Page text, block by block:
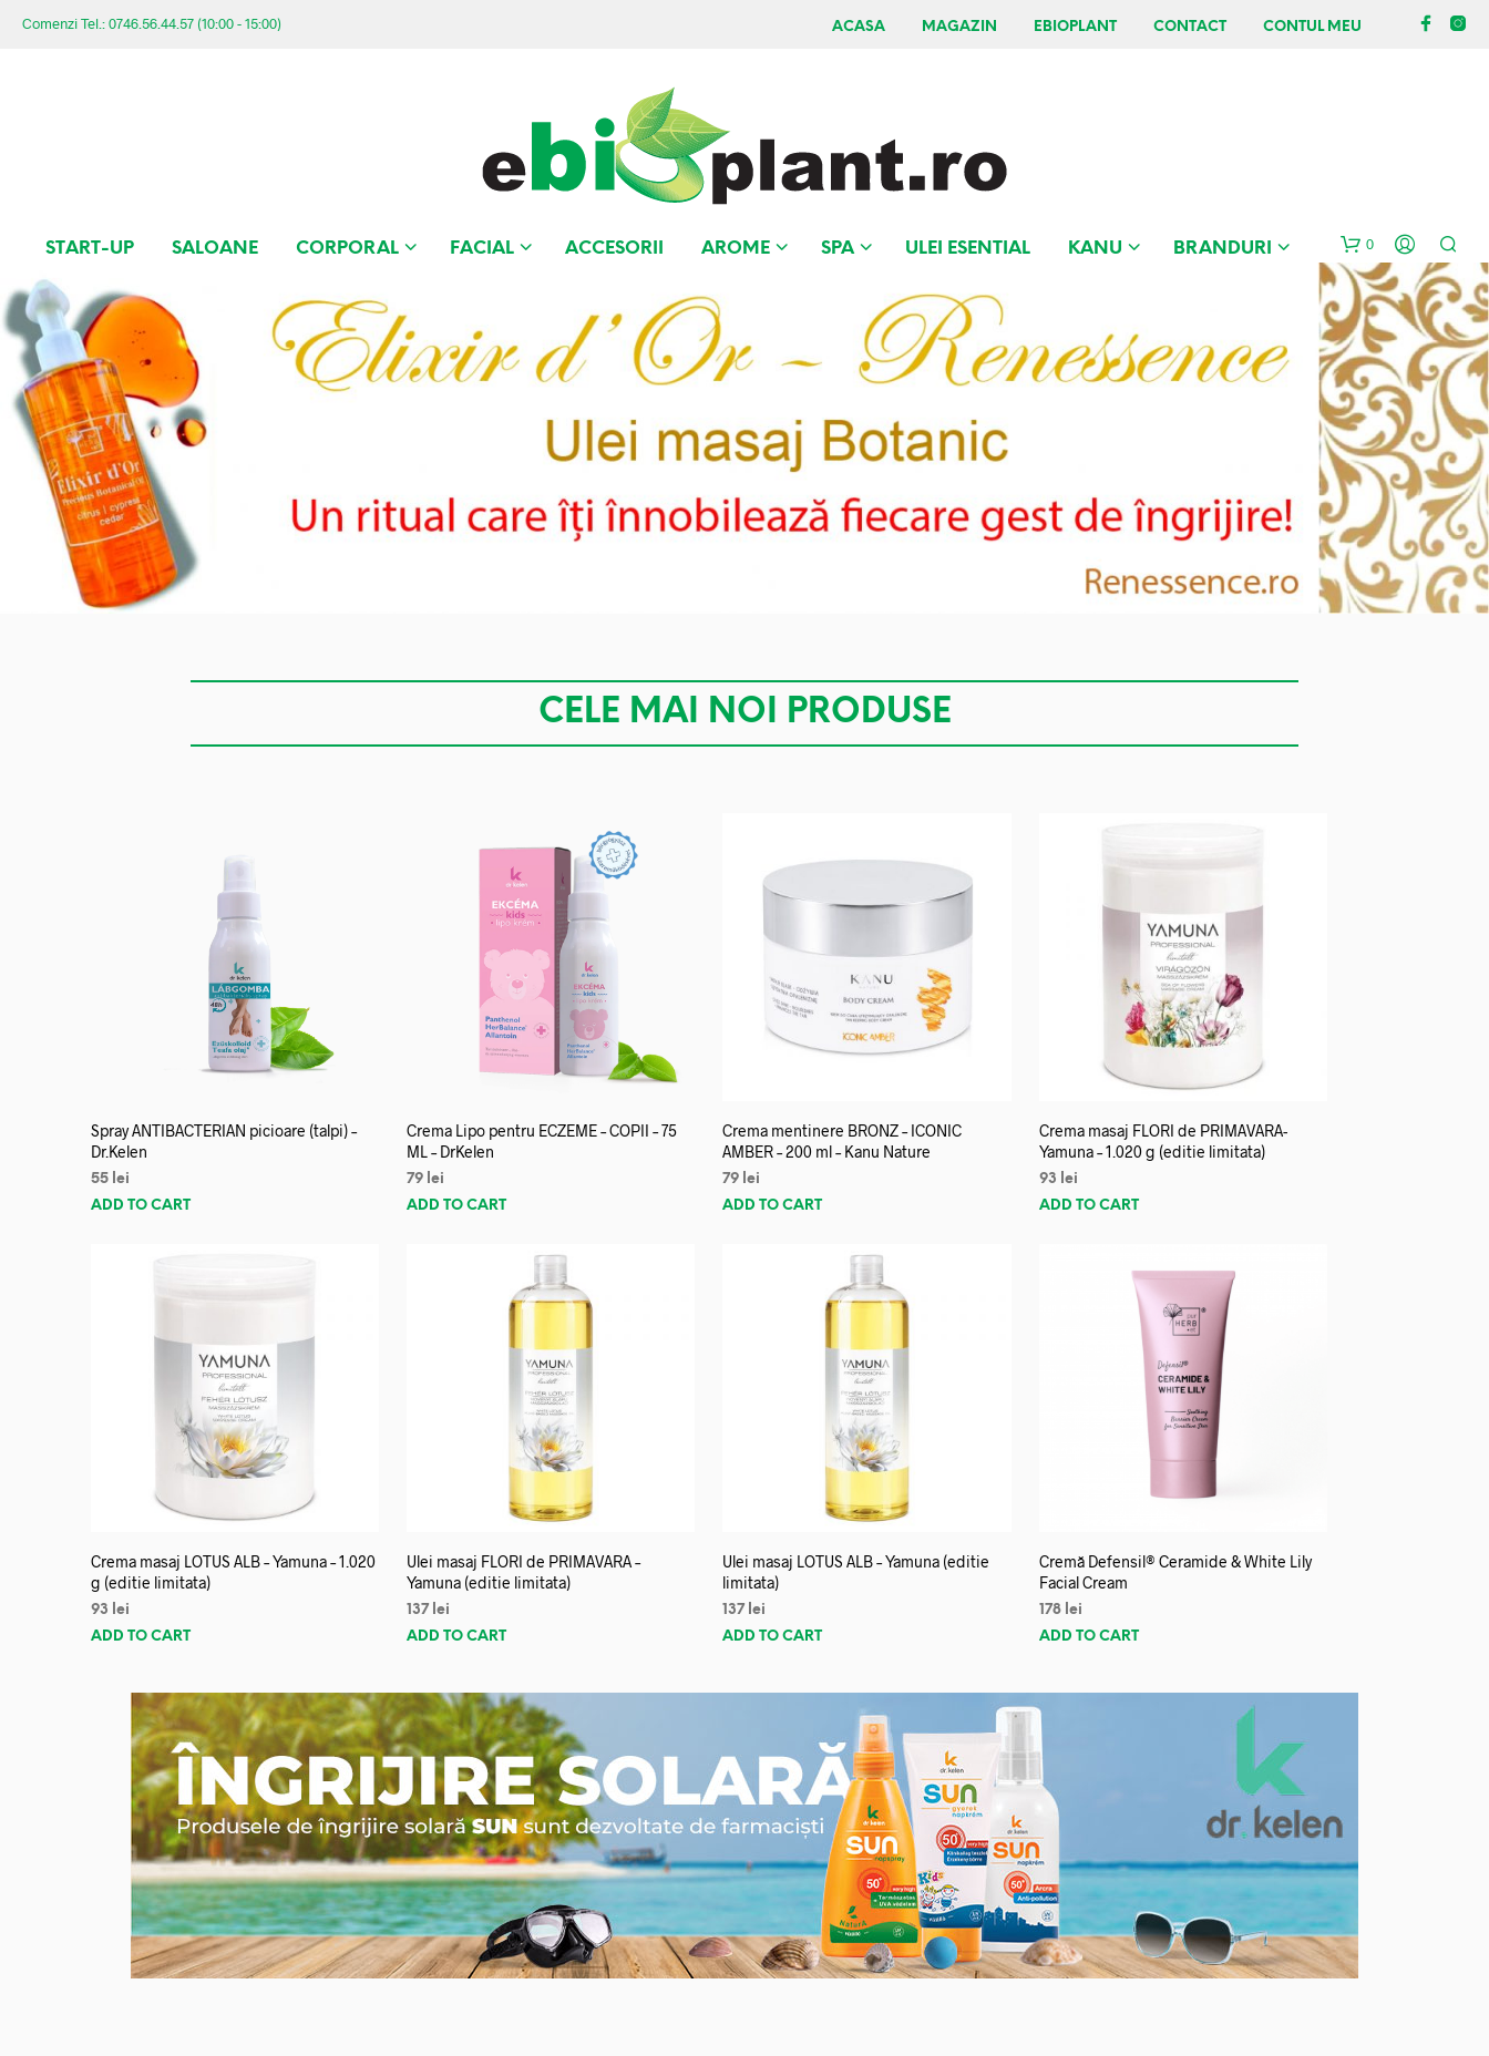
Comenzi Tel.: 0746.56.44.57 (10:00 - 15:00) ACASA MAGAZIN EBIOPLANT CONTACT CONTUL MEU
START-UP SALOANE CORPORAL FACIAL ACCESORII AROME SPA ULEI ESENTIAL KANU BRANDURI 0
CELE MAI NOI PRODUSE
Spray ANTIBACTERIAN picioare (talpi) –
Dr.Kelen
55 lei
ADD TO CART
Crema Lipo pentru ECZEME – COPII – 75
ML – DrKelen
79 lei
ADD TO CART
Crema mentinere BRONZ – ICONIC
AMBER – 200 ml – Kanu Nature
79 lei
ADD TO CART
Crema masaj FLORI de PRIMAVARA-
Yamuna – 1.020 g (editie limitata)
93
lei
ADD TO CART
Crema masaj LOTUS ALB – Yamuna – 1.020
g (editie limitata)
93
lei
ADD TO CART
Ulei masaj FLORI de PRIMAVARA –
Yamuna (editie limitata)
137 lei
ADD TO CART
Ulei masaj LOTUS ALB – Yamuna (editie
limitata)
137 lei
ADD TO CART
Cremă Defensil® Ceramide & White Lily
Facial Cream
178 lei
ADD TO CART